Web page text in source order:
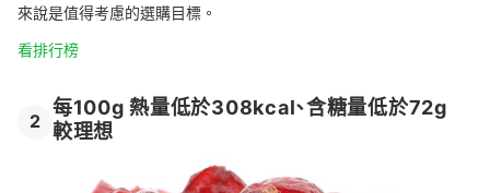
來說是值得考慮的選購目標。
看排行榜
2
每100g 熱量低於308kcal、含糖量低於72g
較理想